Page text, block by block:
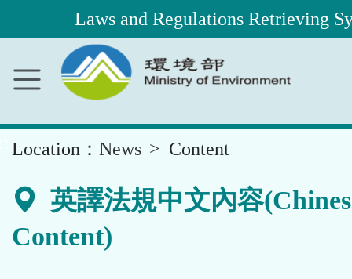
Laws and Regulations Retrieving
Location： News Content
英譯法規中文內容
Content)